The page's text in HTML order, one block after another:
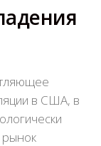
в США, в
рынок